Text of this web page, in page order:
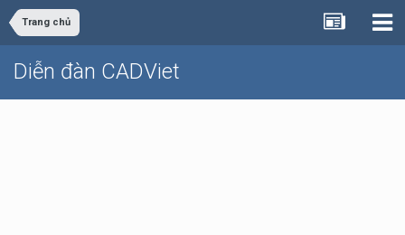
Trang chủ
Diễn đàn CADViet